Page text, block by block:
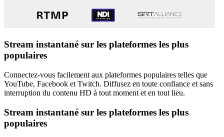
Stream instantané sur les plateformes les plus
populaires
Connectez-vous facilement aux plateformes populaires telles que
YouTube, Facebook et Twitch. Diffusez en toute confiance et sans
interruption du contenu HD à tout moment et en tout lieu.
Stream instantané sur les plateformes les plus
populaires